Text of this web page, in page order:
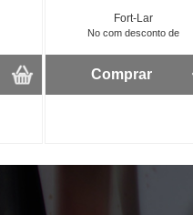
Fort-Lar
No com desconto de
Comprar